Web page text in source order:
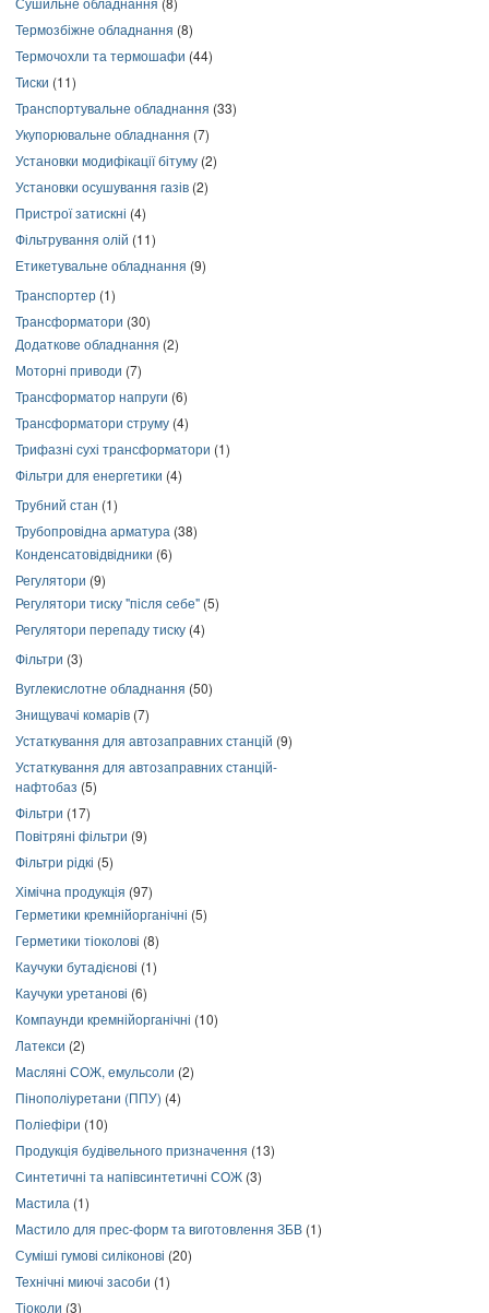
Термозбіжне обладнання (8)
Термочохли та термошафи (44)
Тиски (11)
Транспортувальне обладнання (33)
Укупорювальне обладнання (7)
Установки модифікації бітуму (2)
Установки осушування газів (2)
Пристрої затискні (4)
Фільтрування олій (11)
Етикетувальне обладнання (9)
Транспортер (1)
Трансформатори (30)
Додаткове обладнання (2)
Моторні приводи (7)
Трансформатор напруги (6)
Трансформатори струму (4)
Трифазні сухі трансформатори (1)
Фільтри для енергетики (4)
Трубний стан (1)
Трубопровідна арматура (38)
Конденсатовідвідники (6)
Регулятори (9)
Регулятори тиску "після себе" (5)
Регулятори перепаду тиску (4)
Фільтри (3)
Вуглекислотне обладнання (50)
Знищувачі комарів (7)
Устаткування для автозаправних станцій (9)
Устаткування для автозаправних станцій-
нафтобаз (5)
Фільтри (17)
Повітряні фільтри (9)
Фільтри рідкі (5)
Хімічна продукція (97)
Герметики кремнійорганічні (5)
Герметики тіоколові (8)
Каучуки бутадієнові (1)
Каучуки уретанові (6)
Компаунди кремнійорганічні (10)
Латекси (2)
Масляні СОЖ, емульсоли (2)
Пінополіуретани (ППУ) (4)
Поліефіри (10)
Продукція будівельного призначення (13)
Синтетичні та напівсинтетичні СОЖ (3)
Мастила (1)
Мастило для прес-форм та виготовлення ЗБВ (1)
Суміші гумові силіконові (20)
Технічні миючі засоби (1)
Тіоколи (3)